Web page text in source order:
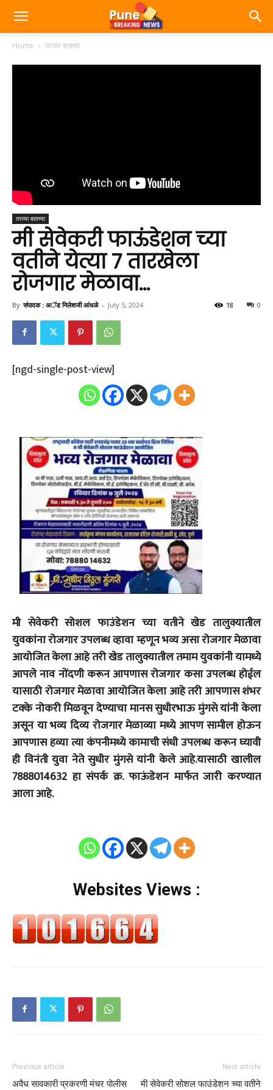
Home ताज्या बातम्या
ताज्या बातम्या
मी सेवेकरी फाऊंडेशन च्या
वतीने येत्या ७ तारखेला
रोजगार मेळावा…
By संपादक : अॅड निलेशजी आंधळे - July 5, 2024 0
18
[ngd-single-post-view]
मी सेवेकरी सोशल फाउंडेशन च्या वतीने खेड तालुक्यातील
युवकांना रोजगार उपलब्ध व्हावा म्हणून भव्य असा रोजगार मेळावा
आयोजित केला आहे तरी खेड तालुक्यातील तमाम युवकांनी यामध्ये
आपले नाव नोंदणी करून आपणास रोजगार कसा उपलब्ध होईल
यासाठी रोजगार मेळावा आयोजित केला आहे तरी आपणास शंभर
टक्के नोकरी मिळवून देण्याचा मानस सुधीरभाऊ मुंगसे यांनी केला
असून या भव्य दिव्य रोजगार मेळाव्या मध्ये आपण सामील होऊन
आपणास हव्या त्या कंपनीमध्ये कामाची संधी उपलब्ध करून घ्यावी
ही विनंती युवा नेते सुधीर मुंगसे यांनी केले आहे.यासाठी खालील
7888014632 हा संपर्क क्र. फाऊंडेशन मार्फत जारी करण्यात
आला आहे.
Websites Views :
Previous article
अवैध सावकारी प्रकरणी मंचर पोलीस
Next article
मी सेवेकरी सोशल फाउंडेशन च्या वतीने